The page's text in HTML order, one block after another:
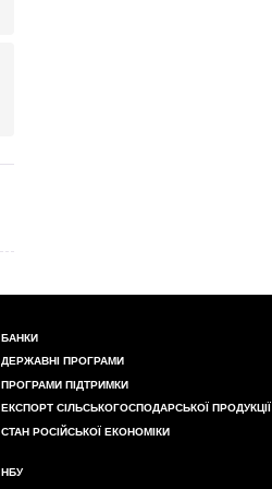
БАНКИ
ДЕРЖАВНІ ПРОГРАМИ
ПРОГРАМИ ПІДТРИМКИ
ЕКСПОРТ СІЛЬСЬКОГОСПОДАРСЬКОЇ ПРОДУКЦІЇ
СТАН РОСІЙСЬКОЇ ЕКОНОМІКИ
НБУ